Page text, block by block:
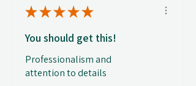
★★★★★
You should get this!
Professionalism and
attention to details